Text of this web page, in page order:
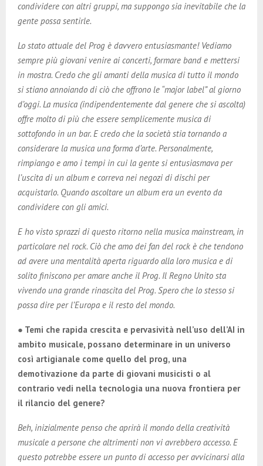
condividere con altri gruppi, ma suppongo sia inevitabile che la
gente possa sentirle.
Lo stato attuale del Prog è davvero entusiasmante! Vediamo
sempre più giovani venire ai concerti, formare band e mettersi
in mostra. Credo che gli amanti della musica di tutto il mondo
si stiano annoiando di ciò che offrono le “major label” al giorno
d’oggi. La musica (indipendentemente dal genere che si ascolta)
offre molto di più che essere semplicemente musica di
sottofondo in un bar. E credo che la società stia tornando a
considerare la musica una forma d’arte. Personalmente,
rimpiango e amo i tempi in cui la gente si entusiasmava per
l’uscita di un album e correva nei negozi di dischi per
acquistarlo. Quando ascoltare un album era un evento da
condividere con gli amici.
E ho visto sprazzi di questo ritorno nella musica mainstream, in
particolare nel rock. Ciò che amo dei fan del rock è che tendono
ad avere una mentalità aperta riguardo alla loro musica e di
solito finiscono per amare anche il Prog. Il Regno Unito sta
vivendo una grande rinascita del Prog. Spero che lo stesso si
possa dire per l’Europa e il resto del mondo.
● Temi che rapida crescita e pervasività nell’uso dell’AI in
ambito musicale, possano determinare in un universo
così artigianale come quello del prog, una
demotivazione da parte di giovani musicisti o al
contrario vedi nella tecnologia una nuova frontiera per
il rilancio del genere?
Beh, inizialmente penso che aprirà il mondo della creatività
musicale a persone che altrimenti non vi avrebbero accesso. E
questo potrebbe essere un punto di accesso per avvicinarsi alla